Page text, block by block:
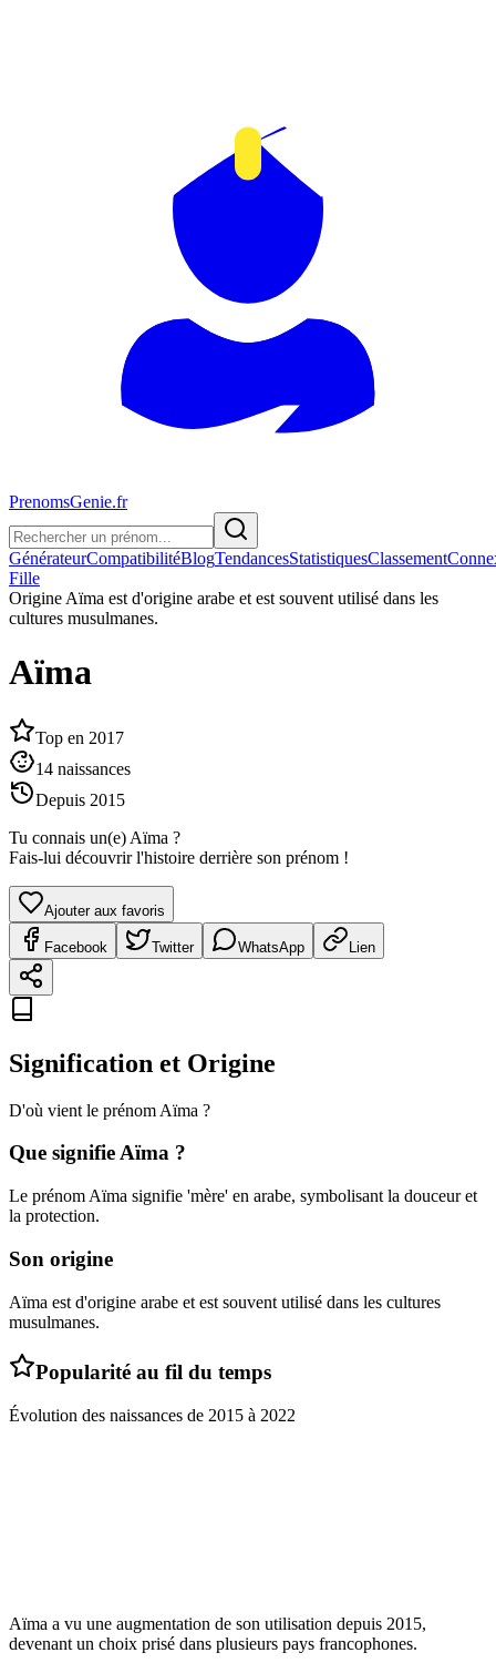
PrenomsGenie.fr
GénérateurCompatibilitéBlogTendancesStatistiquesClassement
Fille
Origine Aïma est d'origine arabe et est souvent utilisé dans les
cultures musulmanes.
Aïma
Top en 2017
14 naissances
Depuis 2015
Tu connais un(e) Aïma ?
Fais-lui découvrir l'histoire derrière son prénom !
Ajouter aux favoris
Facebook Twitter WhatsApp Lien
Signification et Origine
D'où vient le prénom Aïma ?
Que signifieAïma ?
Le prénom Aïma signifie 'mère' en arabe, symbolisant la douceur et
la protection.
Son origine
Aïma est d'origine arabe et est souvent utilisé dans les cultures
musulmanes.
Popularité au fil du temps
Évolution des naissances de 2015 à 2022
Aïma a vu une augmentation de son utilisation depuis 2015,
devenant un choix prisé dans plusieurs pays francophones.